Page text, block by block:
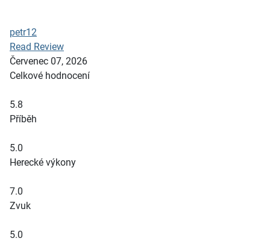
petr12
Read Review
Červenec 07, 2026
Celkové hodnocení
5.8
Příběh
5.0
Herecké výkony
7.0
Zvuk
5.0